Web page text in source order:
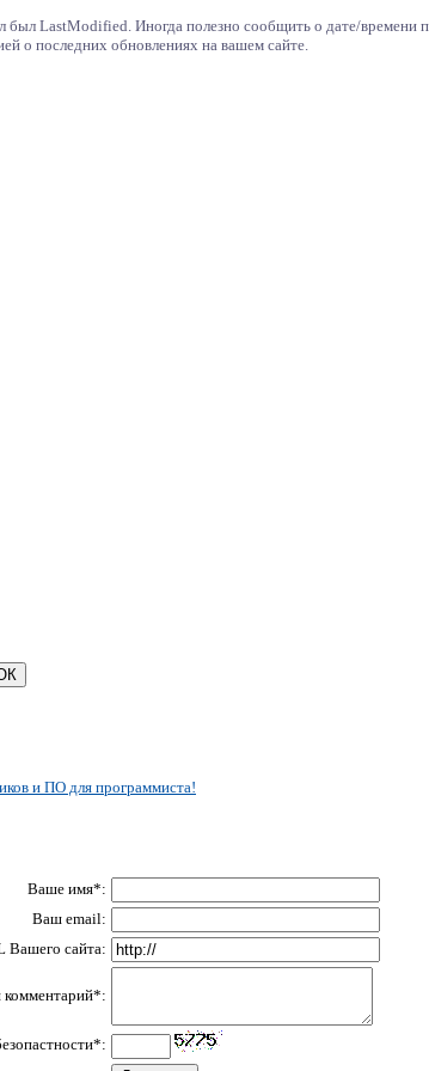
был LastModified. Иногда полезно сообщить о дате/времени
о последних обновлениях на вашем сайте.
и ПО для программиста!
Ваше имя*:
Ваш email:
Вашего сайта: